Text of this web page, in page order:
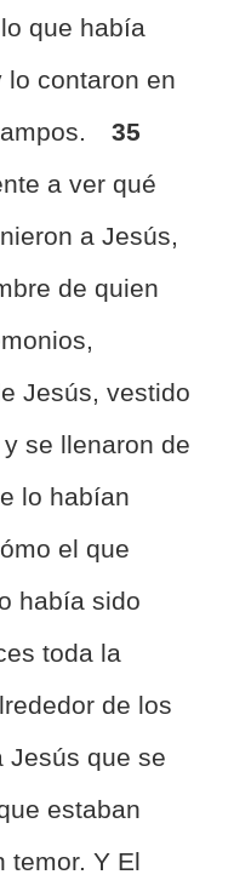
que había
lo contaron en
35
a ver qué
a Jesús,
de quien
Jesús, vestido
se llenaron de
lo habían
el que
había sido
toda la
de los
Jesús que se
estaban
temor. Y El